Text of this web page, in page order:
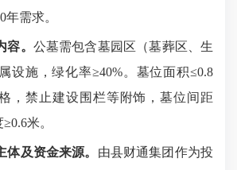
年需求。
容。 公墓需包含墓园区（墓葬区、生
设施，绿化率≥40%。墓位面积≤0.8
，禁止建设围栏等附饰，墓位间距
≥0.6米。
体及资金来源。 由县财通集团作为投